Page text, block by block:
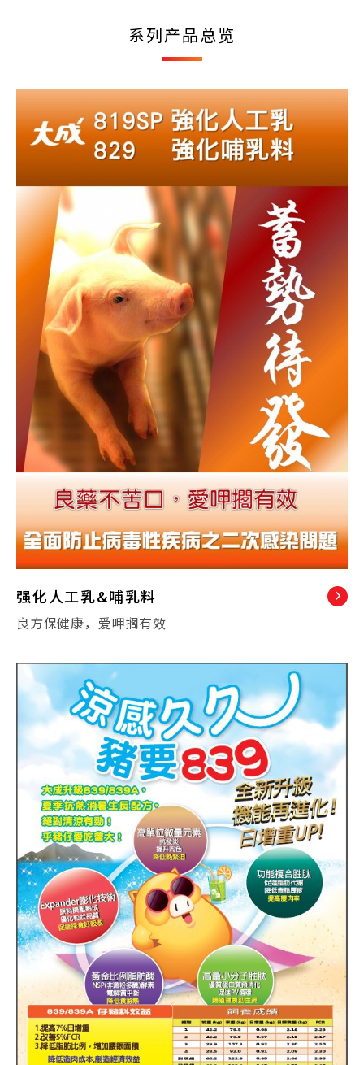
系列产品总览
强化人工乳&哺乳料
良方保健康，爱呷搁有效